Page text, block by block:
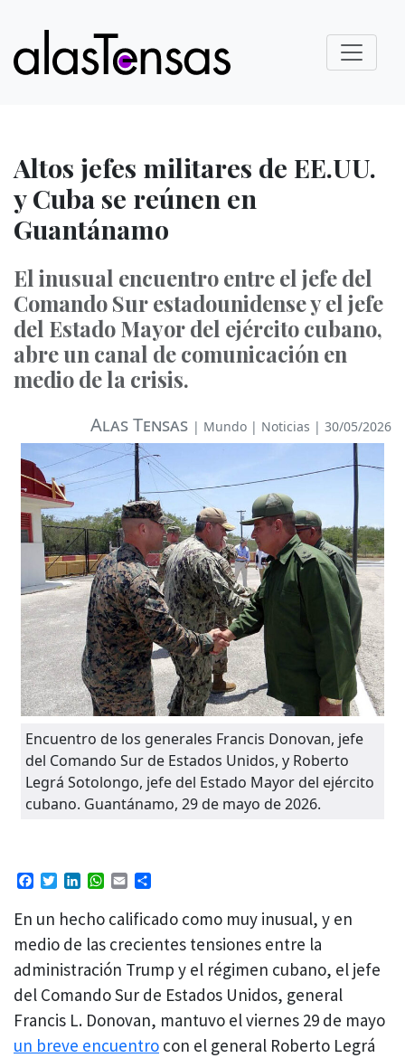
Altos jefes militares de EE.UU.
y Cuba se reúnen en
Guantánamo
El inusual encuentro entre el jefe del
Comando Sur estadounidense y el jefe
del Estado Mayor del ejército cubano,
abre un canal de comunicación en
medio de la crisis.
Alas Tensas | Mundo | Noticias | 30/05/2026
Encuentro de los generales Francis Donovan, jefe
del Comando Sur de Estados Unidos, y Roberto
Legrá Sotolongo, jefe del Estado Mayor del ejército
cubano. Guantánamo, 29 de mayo de 2026.
Facebook
TwitterLinkedIn
WhatsApp
Email
En un hecho calificado como muy inusual, y en
medio de las crecientes tensiones entre la
administración Trump y el régimen cubano, el jefe
del Comando Sur de Estados Unidos, general
Francis L. Donovan, mantuvo el viernes 29 de mayo
un breve encuentro con el general Roberto Legrá